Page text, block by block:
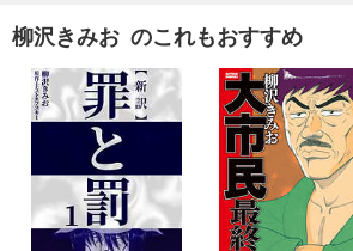
柳沢きみお のこれもおすすめ